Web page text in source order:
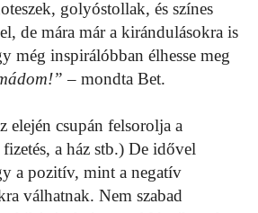
golyóstollak, és színes
de mára már a kirándulásokra is
még inspirálóbban élhesse meg
– mondta Bet.
elején csupán felsorolja a
a ház stb.) De idővel
a pozitív, mint a negatív
válhatnak. Nem szabad